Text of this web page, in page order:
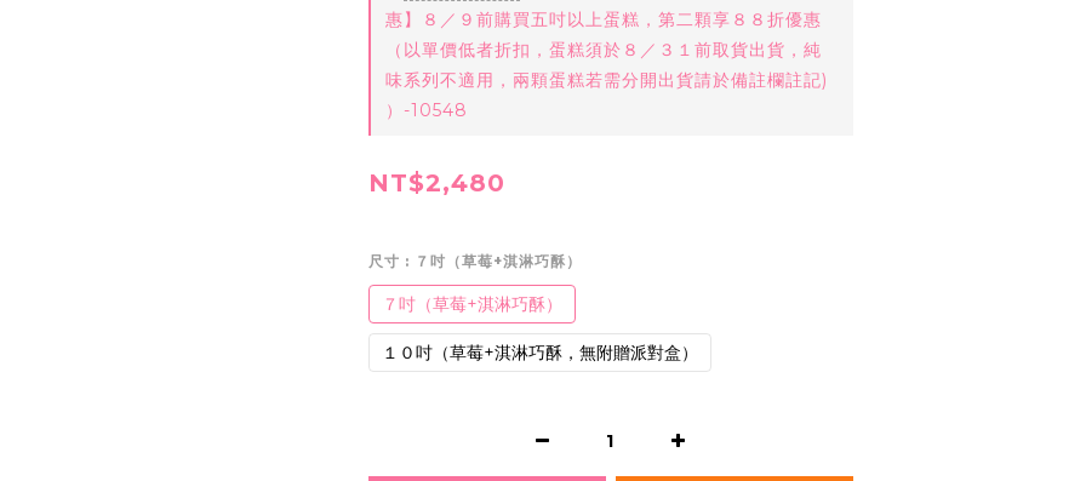
惠】８／９前購買五吋以上蛋糕，第二顆享８８折優惠
（以單價低者折扣，蛋糕須於８／３１前取貨出貨，純
味系列不適用，兩顆蛋糕若需分開出貨請於備註欄註記)
）-10548
NT$2,480
尺寸 : ７吋（草莓+淇淋巧酥）
７吋（草莓+淇淋巧酥）
１０吋（草莓+淇淋巧酥，無附贈派對盒）